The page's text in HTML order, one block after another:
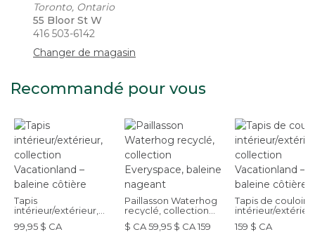
Toronto, Ontario
55 Bloor St W
416 503-6142
Changer de magasin
Recommandé pour vous
Tapis
intérieur/extérieur,
collection
Vacationland –
99,95 $ CA
Paillasson Waterhog
recyclé, collection
Everyspace, baleine
nageant
$ CA 59,95 $ CA 159
Tapis de couloir
intérieur/
collection
Vacationland –
159 $ CA